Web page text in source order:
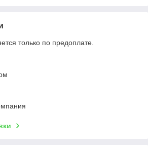
только по предоплате.